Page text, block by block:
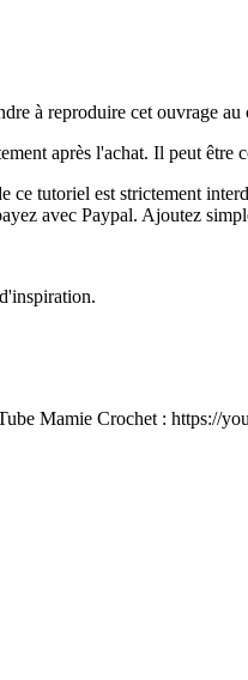
à reproduire cet ouvrage au
après l'achat. Il peut
tutoriel est strictement
avec Paypal. Ajoutez
Mamie Crochet : https://